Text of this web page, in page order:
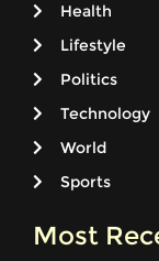
Health
Lifestyle
Politics
Technology
World
Sports
Most